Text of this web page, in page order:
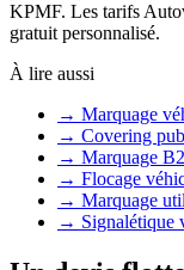
KPMF. Les tarifs
gratuit personnalisé.
À lire aussi
→ Marquage
→ Covering
→ Marquage
→ Flocage
→ Marquage
→ Signalétique